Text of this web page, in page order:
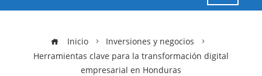
Inicio
Inversiones y negocios
Herramientas clave para la transformación digital
empresarial en Honduras